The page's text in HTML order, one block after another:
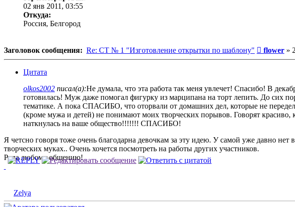
02 янв 2011, 03:55
Откуда:
Россия, Белгород
Заголовок сообщения: Re: СТ № 1 "Изготовление открытки по шаблону" flower »
Цитата
olkos2002 писал(а):Не думала, что эта работа так меня увлечет! Спасибо! В
готовилась! Муж даже помогал фигурку из марципана на торт лепить. До сих
тематике. А пока СПАСИБО, что оторвали от домашних дел, которые не
(кроме мужа и детей) не понимают моих творческих порывов. Говорят красиво,
наткнулась на ваше общество!!!!!!! СПАСИБО!
Я четсно говоря тоже очень благодарна девочкам за эту идею. У самой уже давно
творческих муках.. Очень хочется посмотреть на работы других участников.
Рада любому общению!
Zelya